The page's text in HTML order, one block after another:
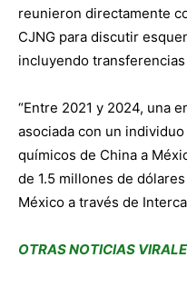
reunieron directamente
CJNG para discutir
incluyendo
“Entre 2021 y 2024, una
asociada con un
químicos de China a
de 1.5 millones de
México a través de
OTRAS NOTICIAS